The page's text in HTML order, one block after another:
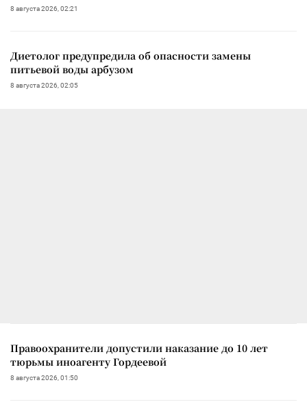
8 августа 2026, 02:21
Диетолог предупредила об опасности замены
питьевой воды арбузом
8 августа 2026, 02:05
Правоохранители допустили наказание до 10 лет
тюрьмы иноагенту Гордеевой
8 августа 2026, 01:50